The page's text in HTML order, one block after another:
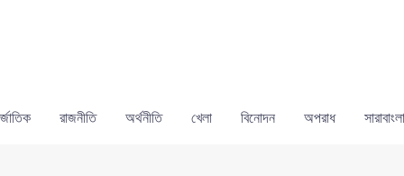
রাজনীতি অর্থনীতি খেলা বিনোদন অপরাধ সারাবাংলা